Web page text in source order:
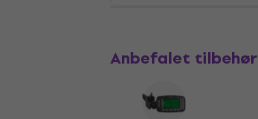
Anbefalet tilbehør